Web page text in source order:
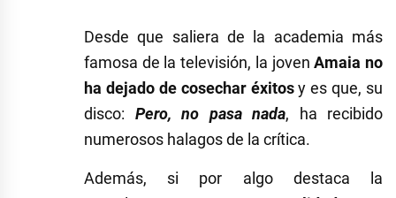
Desde que saliera de la academia más
famosa de la televisión, la jovenAmaia no
ha dejado de cosechar éxitosy es que, su
disco: Pero, no pasa nada, ha recibido
numerosos halagos de la crítica.
Además, si por algo destaca la